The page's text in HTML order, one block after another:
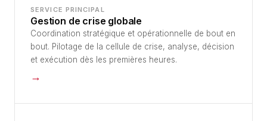
SERVICE PRINCIPAL
Gestion de crise globale
Coordination stratégique et opérationnelle de bout en
bout. Pilotage de la cellule de crise, analyse, décision
et exécution dès les premières heures.
→